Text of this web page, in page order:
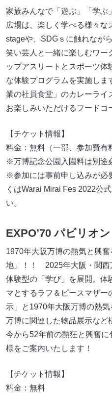
家族みんなで「遊ぶ」「学ぶ
広場は、楽しく学べる様々
stageや、SDGｓに触れなが
笑い芸人と一緒に楽しむワー
ップアスリートとスポーツ体
な体験プログラムを実施し
業の社員食堂」のカレーライ
お楽しみいただけるフードコ
【チケット情報】
料金：無料（一部、参加費有
※万博記念公園入園料は別途
※参加には事前申し込みが必
くはWarai Mirai Fes 2022公
い。
EXPO’70 パビリオン
1970年大阪万博の熱気と興
地」！！ 2025年大阪・関西
体験型の「学び」を展開。体
マとするラフ＆ピースマザー
示」と1970年大阪万博の熱
万博に関連した物品展示など
今から52年前の熱狂と興奮
様をご案内いたします！
【チケット情報】
料金：無料